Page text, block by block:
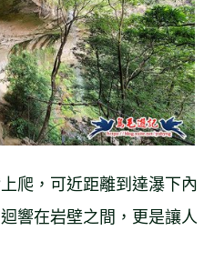
爬，可近距離到達瀑下內
響在岩壁之間，更是讓人